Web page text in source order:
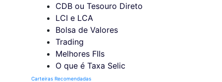
CDB ou Tesouro Direto
LCI e LCA
Bolsa de Valores
Trading
Melhores FIIs
O que é Taxa Selic
Carteiras Recomendadas